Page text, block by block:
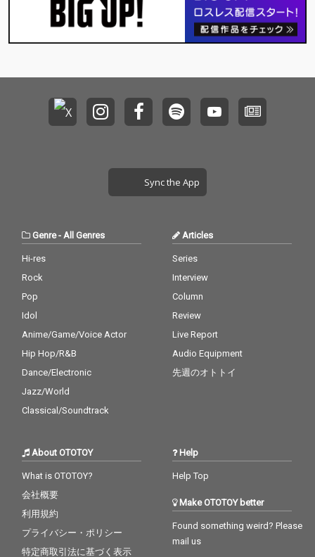
Sync the App
Genre- All Genres
Hi-res
Rock
Pop
Idol
Anime/Game/Voice Actor
Hip Hop/R&B
Dance/Electronic
Jazz/World
Classical/Soundtrack
Articles
Series
Interview
Column
Review
Live Report
Audio Equipment
先週のオトトイ
About OTOTOY
What is OTOTOY?
会社概要
利用規約
プライバシー・ポリシー
特定商取引法に基づく表示
Help
Help Top
Make OTOTOY better
Found something weird? Please
mail us